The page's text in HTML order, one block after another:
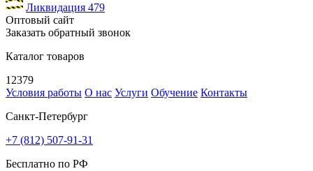
Ликвидация 479
Оптовый сайт
Заказать обратный звонок
Каталог товаров
12379
Условия работы О нас Услуги Обучение Контакты
Санкт-Петербург
+7 (812) 507-91-31
Бесплатно по РФ